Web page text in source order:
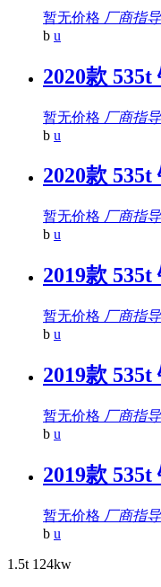
暂无价格 厂商指
b u
2020款 535t
暂无价格 厂商指
b u
2020款 535t
暂无价格 厂商指
b u
2019款
暂无价格 厂商指
b u
2019款
暂无价格 厂商指
b u
2019款
暂无价格 厂商指
b u
1.5t 124kw